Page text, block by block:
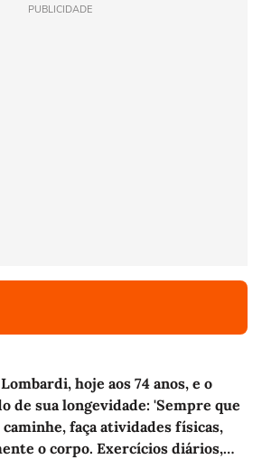
PUBLICIDADE
hoje aos 74 anos, e o
de sua longevidade: 'Sempre que
faça atividades físicas,
o corpo. Exercícios diários,